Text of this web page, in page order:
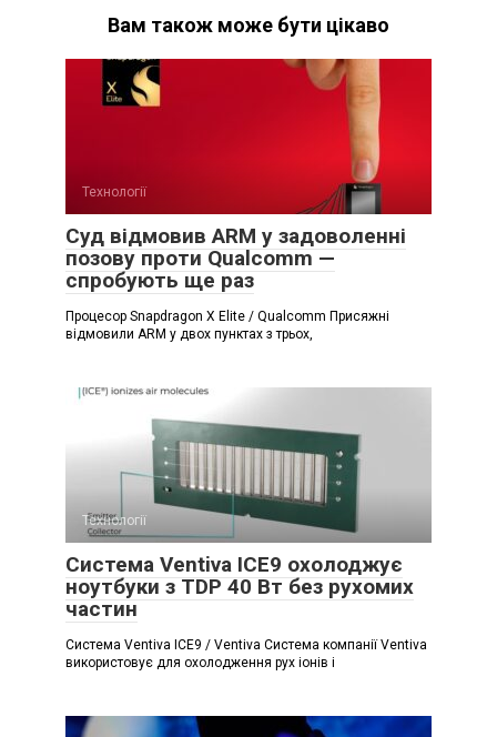
Вам також може бути цікаво
Технології
Суд відмовив ARM у задоволенні
позову проти Qualcomm —
спробують ще раз
Процесор Snapdragon X Elite / Qualcomm Присяжні
відмовили ARM у двох пунктах з трьох,
Технології
Система Ventiva ICE9 охолоджує
ноутбуки з TDP 40 Вт без рухомих
частин
Система Ventiva ICE9 / Ventiva Система компанії Ventiva
використовує для охолодження рух іонів і